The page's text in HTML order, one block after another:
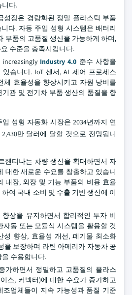
니다.
성장은 경량화된 정밀 플라스틱 부품
다. 자동 주입 성형 시스템은 배터리
부품의 고품질 생산을 가능하게 하며,
수준을 충족시킵니다.
Industry 4.0 준수 사항을
습니다. IoT 센서, AI 제어 프로세스
체 효율성을 향상시키고 자원 낭비를
관 및 전기차 부품 생산의 품질을 향
성형 자동화 시장은 2034년까지 연
만 달러에 달할 것으로 전망됩니
헨티나는 차량 생산을 확대하면서 자
대한 새로운 수요를 창출하고 있습니
내장, 외장 및 기능 부품의 비용 효율
여 국내 소비 및 수출 기반 생산에 이
상을 유지하면서 합리적인 투자 비
자동 또는 모듈식 시스템을 활용할 것
성 향상, 효율성 개선, 폐기물 최소화
을 보장하며 라틴 아메리카 자동차 공
수용합니다.
가하면서 정밀하고 고품질의 플라스
스, 커넥터)에 대한 수요가 증가하고
조업체들이 지속 가능성과 품질 기준